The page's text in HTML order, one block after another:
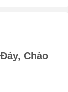
Chào